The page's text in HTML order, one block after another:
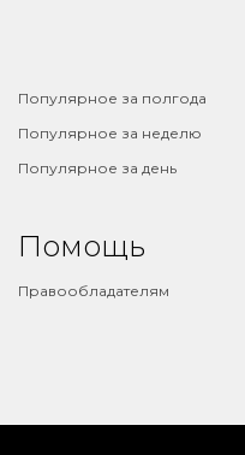
Популярное за полгода
Популярное за неделю
Популярное за день
Помощь
Правообладателям